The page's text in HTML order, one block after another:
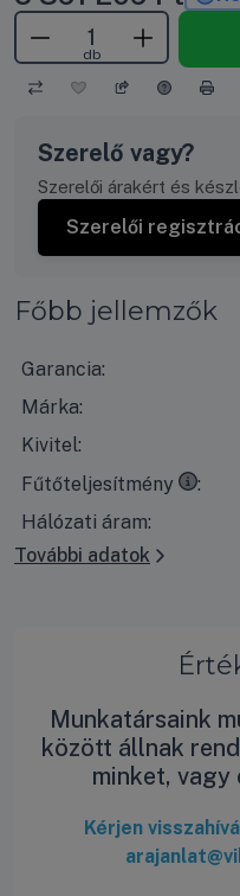
db
Szerelő vagy?
Szerelői árakért és
Szerelői
Főbb jellemzők
Garancia:
Márka:
Kivitel:
Fűtőteljesítmény
35°Ckilépő
Hálózati áram:
További adatok
Munkatársaink
között állnak
minket, vagy
Kérjen